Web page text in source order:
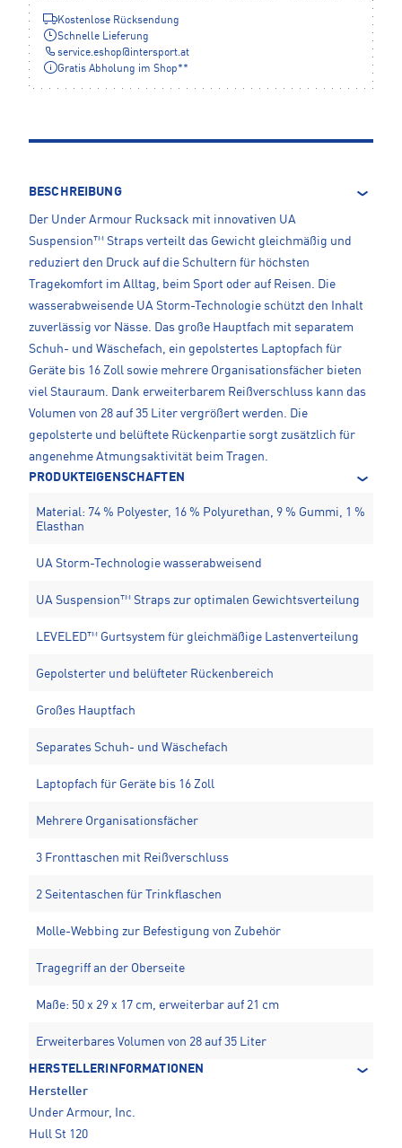
Kostenlose Rücksendung
Schnelle Lieferung
service.eshop@intersport.at
Gratis Abholung im Shop**
BESCHREIBUNG
Der Under Armour Rucksack mit innovativen UA
Suspension™ Straps verteilt das Gewicht gleichmäßig und
reduziert den Druck auf die Schultern für höchsten
Tragekomfort im Alltag, beim Sport oder auf Reisen. Die
wasserabweisende UA Storm-Technologie schützt den Inhalt
zuverlässig vor Nässe. Das große Hauptfach mit separatem
Schuh- und Wäschefach, ein gepolstertes Laptopfach für
Geräte bis 16 Zoll sowie mehrere Organisationsfächer bieten
viel Stauraum. Dank erweiterbarem Reißverschluss kann das
Volumen von 28 auf 35 Liter vergrößert werden. Die
gepolsterte und belüftete Rückenpartie sorgt zusätzlich für
angenehme Atmungsaktivität beim Tragen.
PRODUKTEIGENSCHAFTEN
Material: 74 % Polyester, 16 % Polyurethan, 9 % Gummi, 1 %
Elasthan
UA Storm-Technologie wasserabweisend
UA Suspension™ Straps zur optimalen Gewichtsverteilung
LEVELED™ Gurtsystem für gleichmäßige Lastenverteilung
Gepolsterter und belüfteter Rückenbereich
Großes Hauptfach
Separates Schuh- und Wäschefach
Laptopfach für Geräte bis 16 Zoll
Mehrere Organisationsfächer
3 Fronttaschen mit Reißverschluss
2 Seitentaschen für Trinkflaschen
Molle-Webbing zur Befestigung von Zubehör
Tragegriff an der Oberseite
Maße: 50 x 29 x 17 cm, erweiterbar auf 21 cm
Erweiterbares Volumen von 28 auf 35 Liter
HERSTELLERINFORMATIONEN
Hersteller
Under Armour, Inc.
Hull St 120